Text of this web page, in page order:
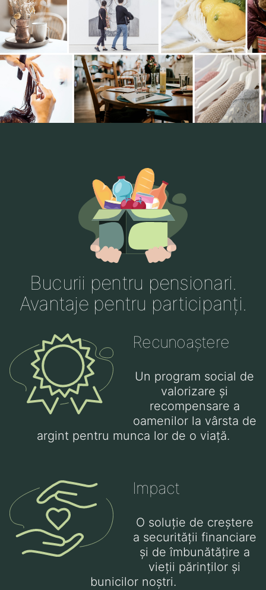
Bucurii pentru pensionari.
Avantaje pentru participanți.
Recunoaștere
Un program social de
valorizare și
recompensare a
oamenilor la vârsta de
argint pentru munca lor de o viață.
Impact
O soluție de creștere
a securității financiare
și de îmbunătățire a
vieții părinților și
bunicilor noștri.